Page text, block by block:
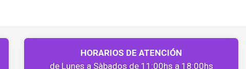
HORARIOS DE ATENCIÓN
de Lunes a Sàbados de 11:00hs a 18:00hs